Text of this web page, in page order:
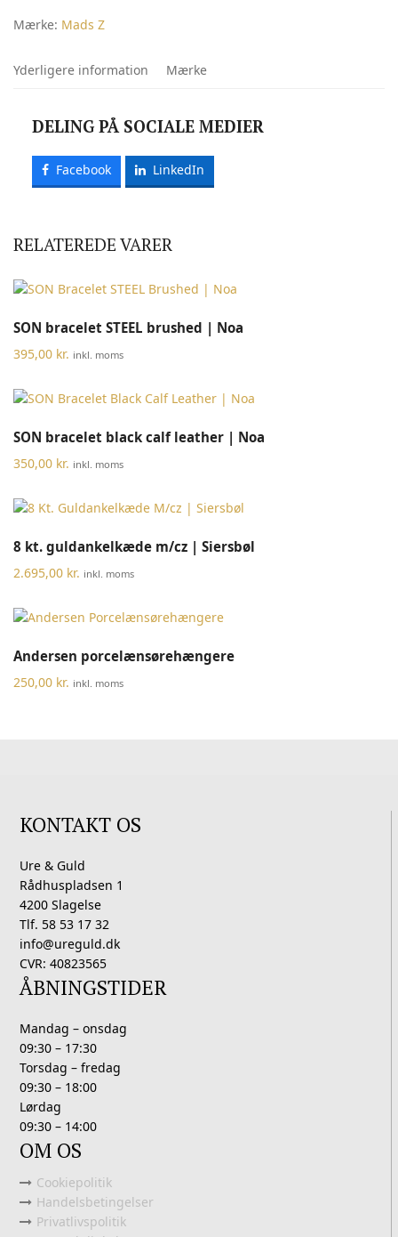
Mærke: Mads Z
Yderligere information Mærke
DELING PÅ SOCIALE MEDIER
Facebook LinkedIn
RELATEREDE VARER
SON bracelet STEEL brushed | Noa
395,00 kr. inkl. moms
SON bracelet black calf leather | Noa
350,00 kr. inkl. moms
8 kt. guldankelkæde m/cz | Siersbøl
2.695,00 kr. inkl. moms
Andersen porcelænsørehængere
250,00 kr. inkl. moms
KONTAKT OS
Ure & Guld
Rådhuspladsen 1
4200 Slagelse
Tlf. 58 53 17 32
info@ureguld.dk
CVR: 40823565
ÅBNINGSTIDER
Mandag – onsdag
09:30 – 17:30
Torsdag – fredag
09:30 – 18:00
Lørdag
09:30 – 14:00
OM OS
Cookiepolitik
Handelsbetingelser
Privatlivspolitik